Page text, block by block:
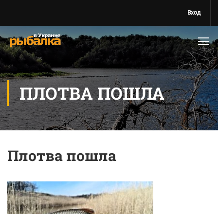
Вход
ПЛОТВА ПОШЛА
Плотва пошла